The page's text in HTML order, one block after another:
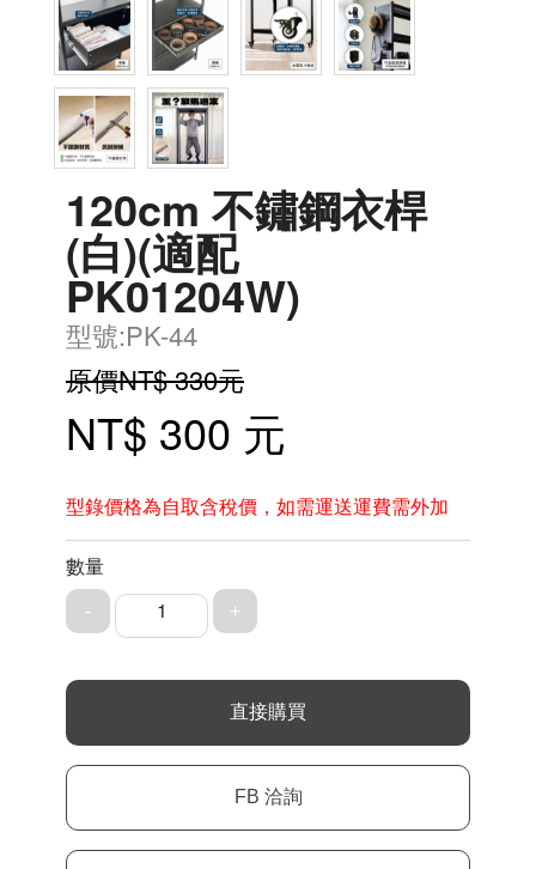
120cm 不鏽鋼衣桿
(白)(適配
PK01204W)
型號:PK-44
原價NT$ 330元
NT$ 300 元
型錄價格為自取含稅價，如需運送運費需外加
數量
1